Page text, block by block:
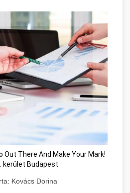
Out There And Make Your Mark!
kerület Budapest
Kovács Dorina